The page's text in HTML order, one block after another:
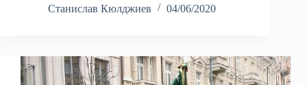
Станислав Кюлджиев
04/06/2020